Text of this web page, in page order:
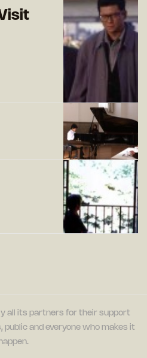
all its partners for their support
and everyone who makes it
happen.